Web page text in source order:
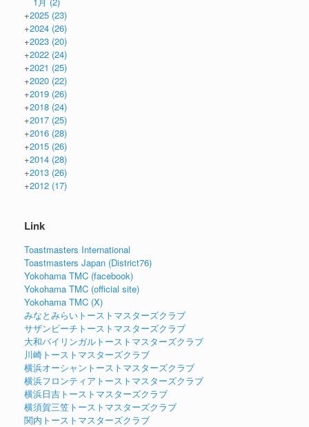
+2025 (23)
+2024 (26)
+2023 (20)
+2022 (24)
+2021 (25)
+2020 (22)
+2019 (26)
+2018 (24)
+2017 (25)
+2016 (28)
+2015 (26)
+2014 (28)
+2013 (26)
+2012 (17)
Link
Toastmasters International
Toastmasters Japan (District76)
Yokohama TMC (facebook)
Yokohama TMC (official site)
Yokohama TMC (X)
みなとみらいトーストマスターズクラブ
サザンビーチトーストマスターズクラブ
大和バイリンガルトーストマスターズクラブ
川崎トーストマスターズクラブ
横浜オーシャントーストマスターズクラブ
横浜フロンティアトーストマスターズクラブ
横浜日吉トーストマスターズクラブ
横須賀三笠トーストマスターズクラブ
関内トーストマスターズクラブ